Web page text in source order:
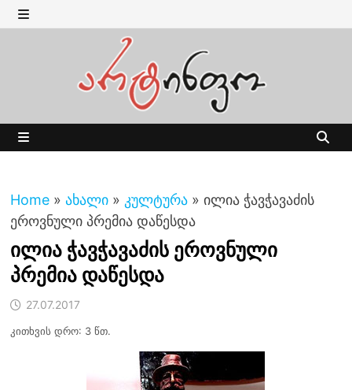
Skip
to MENU
Home » ახალი » კულტურა » ილია ჭავჭავაძის
ეროვნული პრემია დაწესდა
ილია ჭავჭავაძის ეროვნული
პრემია დაწესდა
27.07.2017
კითხვის დრო: 3 წთ.